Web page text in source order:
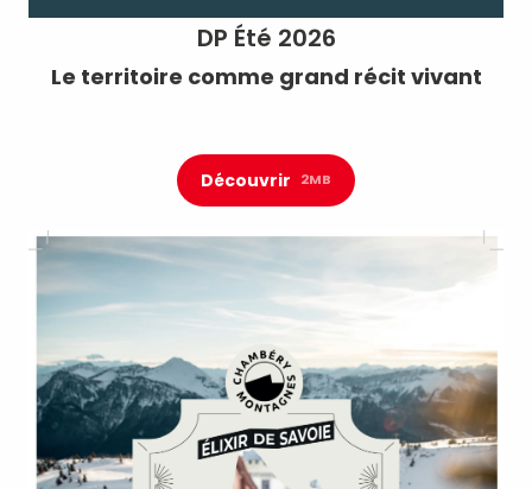
DP Été 2026
Le territoire comme grand récit vivant
Découvrir 2MB